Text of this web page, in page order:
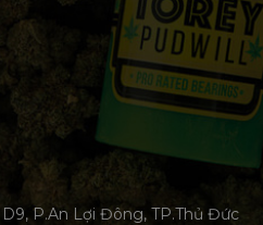
P.An Lợi Đông, TP.Thủ Đức